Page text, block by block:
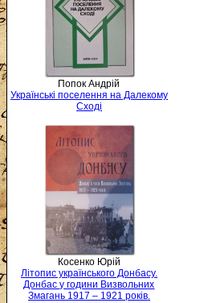
Попок Андрій
Українські поселення на Далекому
Сході
Косенко Юрій
Літопис українського Донбасу.
Донбас у години Визвольних
Змагань 1917 – 1921 років.